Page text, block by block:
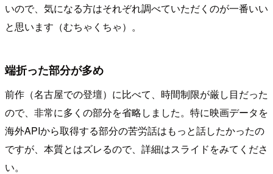
いので、気になる方はそれぞれ調べていただくのが一番いい
と思います（むちゃくちゃ）。
端折った部分が多め
前作（名古屋での登壇）に比べて、時間制限が厳し目だった
ので、非常に多くの部分を省略しました。特に映画データを
海外APIから取得する部分の苦労話はもっと話したかったの
ですが、本質とはズレるので、詳細はスライドをみてくださ
い。